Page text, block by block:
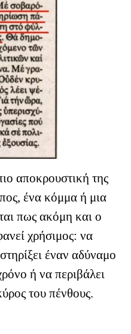
αποκρουστική της
ένα κόμμα ή μια
πως ακόμη και ο
χρήσιμος: να
έναν αδύναμο
ή να περιβάλει
του πένθους.